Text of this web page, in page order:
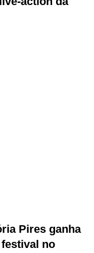
Pires ganha
no